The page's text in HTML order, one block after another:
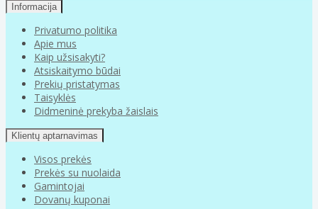
Informacija
Privatumo politika
Apie mus
Kaip užsisakyti?
Atsiskaitymo būdai
Prekių pristatymas
Taisyklės
Didmeninė prekyba žaislais
Klientų aptarnavimas
Visos prekės
Prekės su nuolaida
Gamintojai
Dovanų kuponai